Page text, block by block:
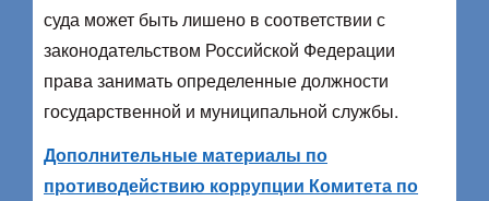
суда может быть лишено в соответствии с
законодательством Российской Федерации
права занимать определенные должности
государственной и муниципальной службы.
Дополнительные материалы по
противодействию коррупции Комитета по